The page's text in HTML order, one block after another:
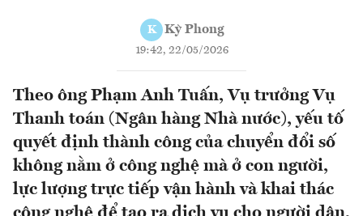
K Kỳ Phong
19:42, 22/05/2026
Theo ông Phạm Anh Tuấn, Vụ trưởng Vụ
Thanh toán (Ngân hàng Nhà nước), yếu tố
quyết định thành công của chuyển đổi số
không nằm ở công nghệ mà ở con người,
lực lượng trực tiếp vận hành và khai thác